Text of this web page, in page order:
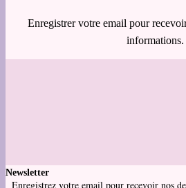
Enregistrer votre email pour
informations.
Newsletter
Enregistrez votre email pour recevoir nos